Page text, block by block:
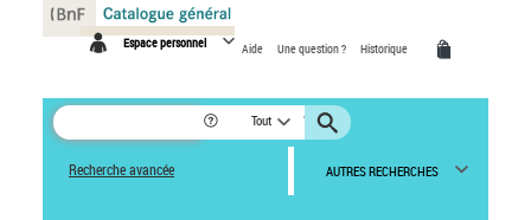
Espace personnel Aide Une question ? Historique
Tout
Recherche avancée AUTRES RECHERCHES
Panneau de gestion des cookies